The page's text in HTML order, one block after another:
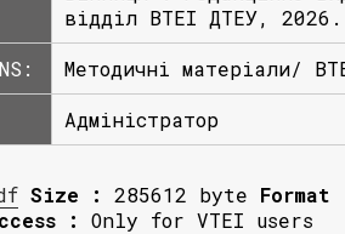
відділ ВТЕІ ДТЕУ,
Методичні матеріали/
Адміністратор
Size : 285612 byte Format
: Only for VTEI users